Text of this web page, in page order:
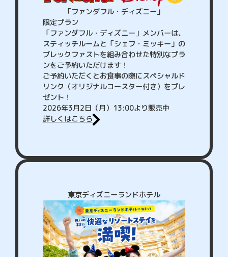
「ファンダフル・ディズニー」
限定プラン
「ファンダフル・ディズニー」メンバーは、
スティッチルームと「シェフ・ミッキー」の
ブレックファストを組み合わせた特別なプラ
ンをご予約いただけます！
ご予約いただくとお食事の際にスペシャルド
リンク（オリジナルコースター付き）をプレ
ゼント！
2026年3月2日（月）13:00より販売中
詳しくはこちら
東京ディズニーランドホテル